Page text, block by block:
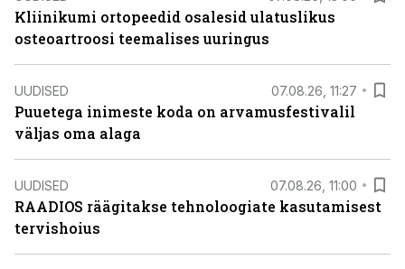
Kliinikumi ortopeedid osalesid ulatuslikus
osteoartroosi teemalises uuringus
UUDISED 07.08.26, 11:27
Puuetega inimeste koda on arvamusfestivalil
väljas oma alaga
UUDISED 07.08.26, 11:00
RAADIOS räägitakse tehnoloogiate kasutamisest
tervishoius